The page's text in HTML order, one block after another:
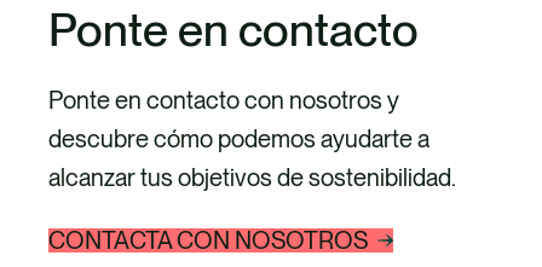
Ponte en contacto
Ponte en contacto con nosotros y
descubre cómo podemos ayudarte a
alcanzar tus objetivos de sostenibilidad.
CONTACTA CON NOSOTROS